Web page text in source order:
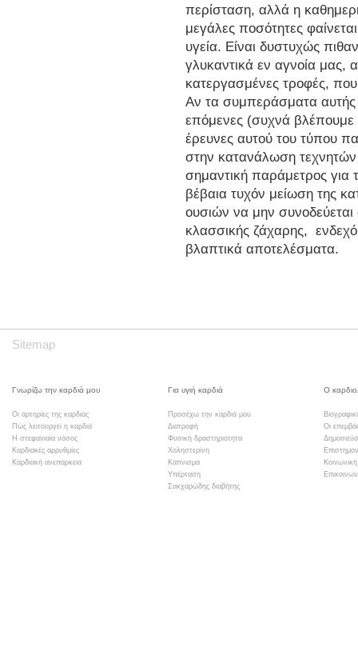
περίσταση, αλλά η
μεγάλες ποσότητες
υγεία. Είναι δυστυχώς
γλυκαντικά εν αγνοία μας,
κατεργασμένες τροφές,
Αν τα συμπεράσματα αυτής
επόμενες (συχνά
έρευνες αυτού του τύπου
στην κατανάλωση τεχνητών
σημαντική παράμετρος για
βέβαια τυχόν μείωση της
ουσιών να μην
κλασσικής ζάχαρης,
βλαπτικά αποτελέσματα.
Sitemap
Γνωρίζω την καρδιά μου
Οι αρτηρίες της καρδιάς
Πώς λειτουργεί η καρδιά
Η στεφανιαία νόσος
Καρδιακές αρρυθμίες
Καρδιακή ανεπάρκεια
Για υγιή καρδιά
Προσέχω την καρδιά μου
Διατροφή
Φυσική δραστηριότητα
Χοληστερίνη
Κάπνισμα
Υπέρταση
Σακχαρώδης διαβήτης
Ο
Οι